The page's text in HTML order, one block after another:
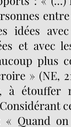
idées
et avec
plus
» (NE,
à étouffer
Quand